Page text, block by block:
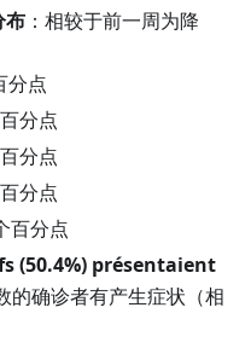
布：相较于前一周为降
分点
分点
分点
分点
百分点
(50.4%)présentaient
的确诊者有产生症状（相